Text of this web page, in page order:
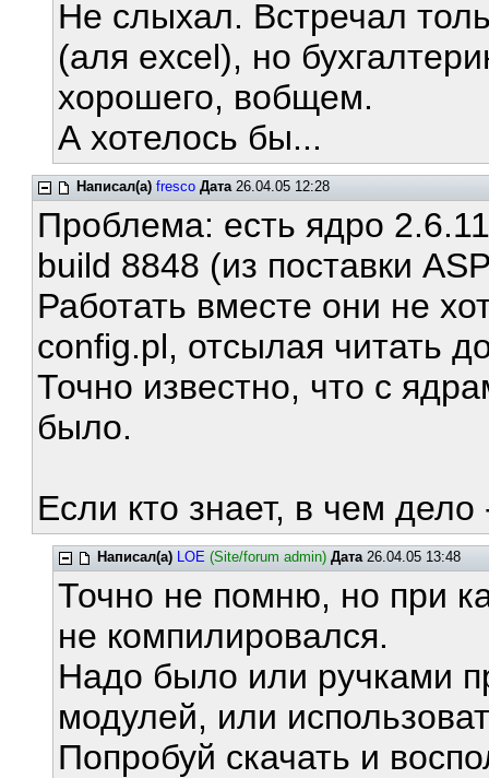
Не слыхал. Встречал
(аля excel), но
хорошего, вобщем.
А хотелось бы...
Написал(а) fresco Дата26.04.05 12:28
Проблема: есть ядро
build 8848 (из поставки
Работать вместе они не
config.pl, отсылая читать
Точно известно, что с
было.
Если кто знает, в чем
Написал(а) LOE (Site/forum admin) Дата26.04.05 13:48
Точно не помню, но при
не компилировался.
Надо было или ручками
модулей, или
Попробуй скачать и